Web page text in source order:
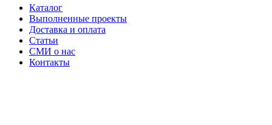
Каталог
Выполненные проекты
Доставка и оплата
Статьи
СМИ о нас
Контакты